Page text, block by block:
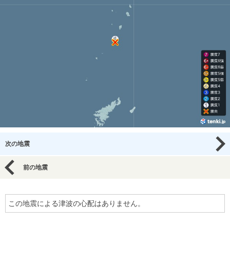
次の地震
前の地震
この地震による津波の心配はありません。